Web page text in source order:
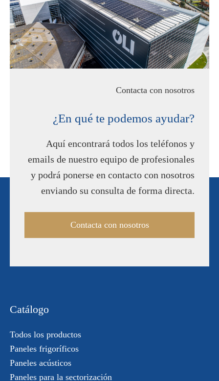
Contacta con nosotros
¿En qué te podemos ayudar?
Aquí encontrará todos los teléfonos y
emails de nuestro equipo de profesionales
y podrá ponerse en contacto con nosotros
enviando su consulta de forma directa.
Contacta con nosotros
Catálogo
Todos los productos
Paneles frigoríficos
Paneles acústicos
Paneles para la sectorización